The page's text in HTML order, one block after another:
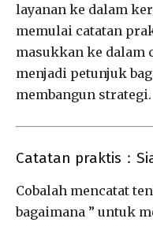
layanan ke dalam
memulai catatan
masukkan ke dalam
menjadi petunjuk
membangun strategi.
Catatan praktis：
Cobalah mencatat
bagaimana ” untuk